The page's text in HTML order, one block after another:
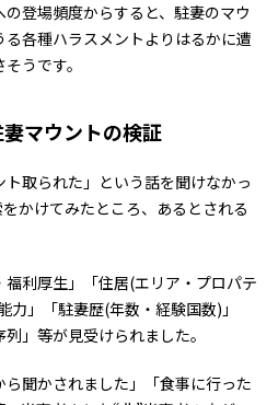
登場頻度からすると、駐妻のマウ
各種ハラスメントよりはるかに遭
うです。
マウントの検証
取られた」という話を聞けなかっ
かけてみたところ、あるとされる
福利厚生」「住居(エリア・プロパテ
力」「駐妻歴(年数・経験国数)」
」等が見受けられました。
聞かされました」「食事に行った